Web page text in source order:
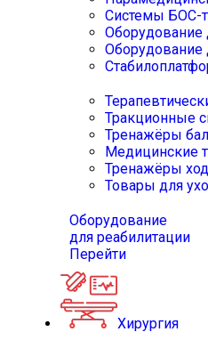
Системы БОС-
Оборудование
Оборудование
Тракционные
Тренажёры
Медицинские
Тренажёры
Товары для
Оборудование
для реабилитации
Перейти
Хирургия